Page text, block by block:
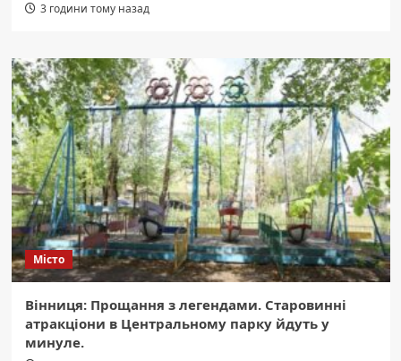
3 години тому назад
Місто
Вінниця: Прощання з легендами. Старовинні
атракціони в Центральному парку йдуть у
минуле.